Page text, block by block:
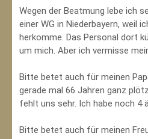
Wegen der Beatmung lebe ich
einer WG in Niederbayern, weil
herkomme. Das Personal dort
um mich. Aber ich vermisse
Bitte betet auch für meinen
gerade mal 66 Jahren ganz
fehlt uns sehr. Ich habe noch 4
Bitte betet auch für meinen